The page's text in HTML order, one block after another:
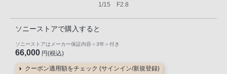
1/15 F2.8
ソニーストアで購入すると
ソニーストアはメーカー保証内容 ＜3年＞ 付き
66,000 円(税込)
クーポン適用額をチェック (サインイン/新規登録)